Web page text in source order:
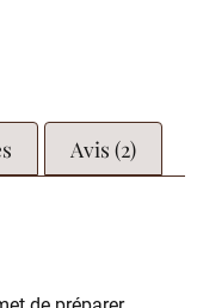
Avis (2)